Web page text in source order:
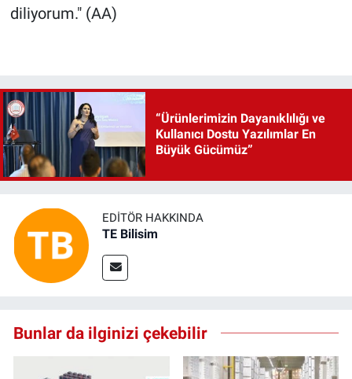
diliyorum." (AA)
“Ürünlerimizin Dayanıklılığı ve
Kullanıcı Dostu Yazılımlar En
Büyük Gücümüz”
EDITÖR HAKKINDA
TE Bilisim
Bunlar da ilginizi çekebilir